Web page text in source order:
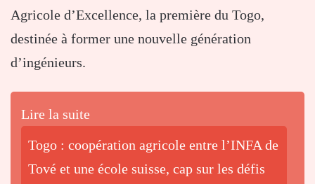
Agricole d’Excellence, la première du Togo,
destinée à former une nouvelle génération
d’ingénieurs.
Lire la suite
Togo : coopération agricole entre l’INFA de
Tové et une école suisse, cap sur les défis